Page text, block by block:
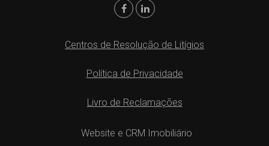
Centros de Resolução de Litígios
Política de Privacidade
Livro de Reclamações
Website e CRM Imobiliário